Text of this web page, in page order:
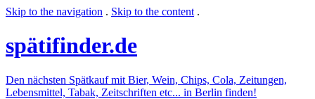
Skip to the navigation . Skip to the content .
spätifinder.de
Den nächsten Spätkauf mit Bier, Wein, Chips, Cola, Zeitungen,
Lebensmittel, Tabak, Zeitschriften etc... in Berlin finden!